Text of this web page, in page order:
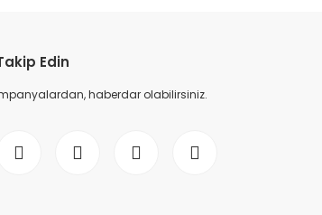
Edin
haberdar olabilirsiniz.